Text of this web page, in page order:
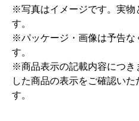
※写真はイメージです。実物
す。
※パッケージ・画像は予告な
す。
※商品表示の記載内容につき
した商品の表示をご確認いた
す。